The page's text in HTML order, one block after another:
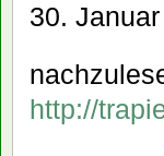
30.
http://